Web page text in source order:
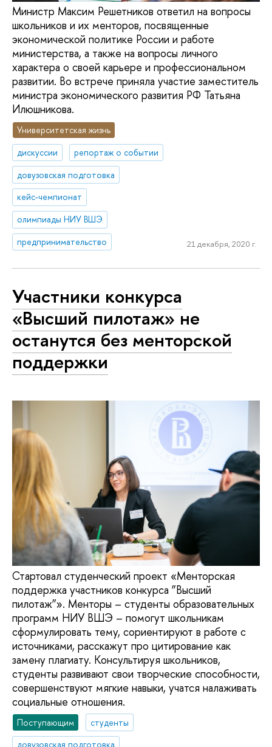
Министр Максим Решетников ответил на вопросы
школьников и их менторов, посвященные
экономической политике России и работе
министерства, а также на вопросы личного
характера о своей карьере и профессиональном
развитии. Во встрече приняла участие заместитель
министра экономического развития РФ Татьяна
Илюшникова.
Университетская жизнь
дискуссии
репортаж о событии
довузовская подготовка
кейс-чемпионат
олимпиады НИУ ВШЭ
предпринимательство
21 декабря, 2020 г.
Участники конкурса
«Высший пилотаж» не
останутся без менторской
поддержки
Стартовал студенческий проект «Менторская
поддержка участников конкурса ”Высший
пилотаж”». Менторы – студенты образовательных
программ НИУ ВШЭ – помогут школьникам
сформулировать тему, сориентируют в работе с
источниками, расскажут про цитирование как
замену плагиату. Консультируя школьников,
студенты развивают свои творческие способности,
совершенствуют мягкие навыки, учатся налаживать
социальные отношения.
Поступающим
студенты
довузовская подготовка